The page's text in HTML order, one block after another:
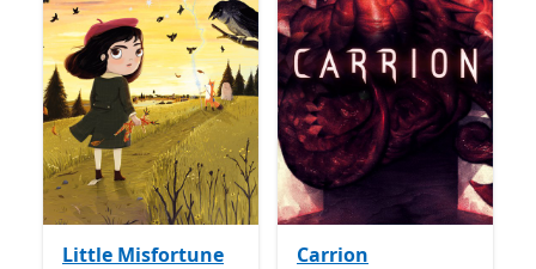
Little Misfortune
Carrion